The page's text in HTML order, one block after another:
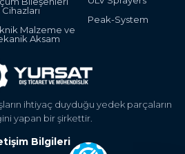
ihtiyaç duyduğu yedek parçaların
yapan bir şirkettir.
Malzeme ve
Aksam
Peak-System
Bilgileri